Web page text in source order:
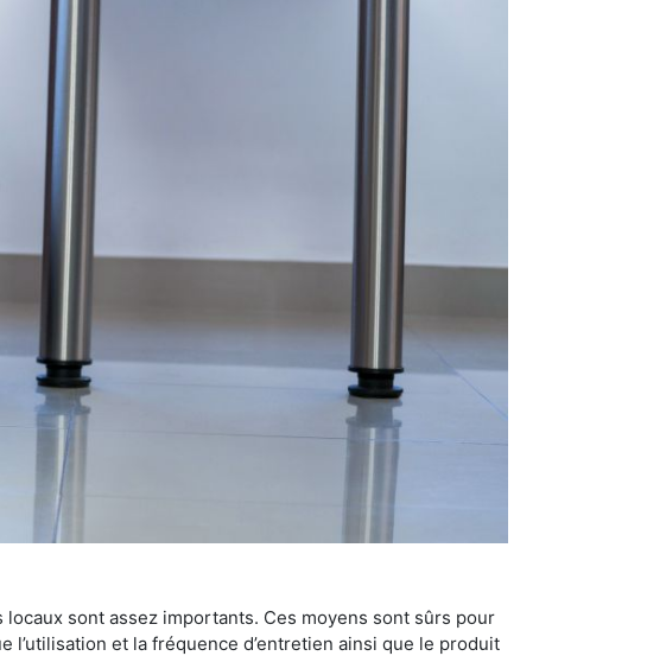
sont assez importants. Ces moyens sont sûrs pour
et la fréquence d’entretien ainsi que le produit